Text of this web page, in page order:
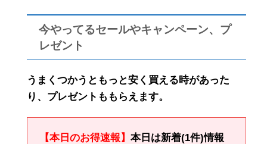
今やってるセールやキャンペーン、プ
レゼント
うまくつかうともっと安く買える時があった
り、プレゼントももらえます。
【本日のお得速報】 本日は新着(1件)情報